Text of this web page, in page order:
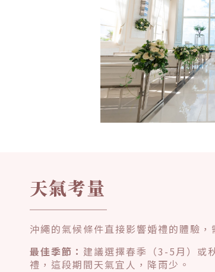
天氣考量
沖繩的氣候條件直接影響婚禮的體驗，
最佳季節： 建議選擇春季（3-5月）或
禮，這段期間天氣宜人，降雨少。